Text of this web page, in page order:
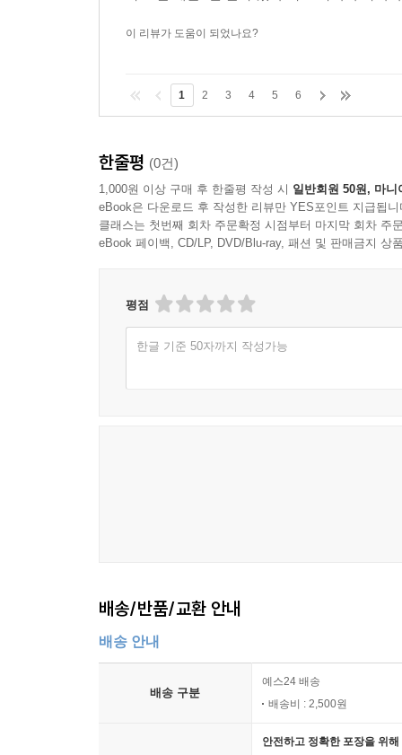
이 리뷰가 도움이 되었나요?
1 2 3 4 5 6
한줄평 (0건)
1,000원 이상 구매 후 한줄평 작성 시 일반회원 50원, 마니
eBook은 다운로드 후 작성한 리뷰만 YES포인트 지급됩니
클래스는 첫번째 회차 주문확정 시점부터 마지막 회차 주
eBook 페이백, CD/LP, DVD/Blu-ray, 패션 및 판매금지 상
평점
한글 기준 50자까지 작성가능
배송/반품/교환 안내
배송 안내
배송 구분
예스24 배송
배송비 : 2,500원
안전하고 정확한 포장을 위